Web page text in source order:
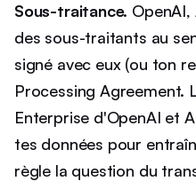
Sous-traitance.
des sous-traitants au
signé avec eux (ou ton
Processing Agreement.
Enterprise d'OpenAI et
tes données pour
règle la question du